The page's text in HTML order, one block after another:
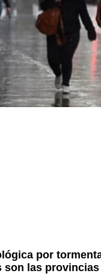
por
son las